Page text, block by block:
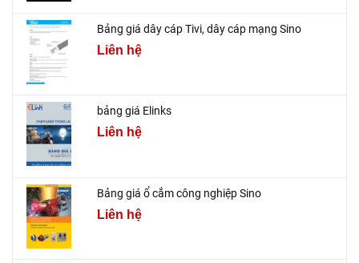
Bảng giá dây cáp Tivi, dây cáp mạng Sino
Liên hệ
bảng giá Elinks
Liên hệ
Bảng giá ổ cắm công nghiệp Sino
Liên hệ